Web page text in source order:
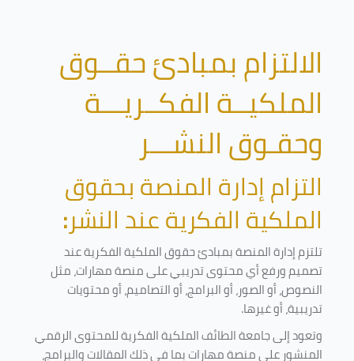
الالتزام بمبادئ حقــوق
الملكيــة الفكــريـــة
وحقـوق النشـــر
التزام إدارة المنصة بحقوق
الملكية الفكرية عند النشر:
تلتزم إدارة المنصة بمبادئ حقوق الملكية الفكرية عند
تصميم ورفع أي محتوى تدريبي على منصة مهارات، مثل
النصوص، أو الصور، أو البرامج، أو التصاميم، أو محتويات
تدريبية، أو غيرها.
وتعود إلى جامعة الطائف الملكية الفكرية للمحتوى الرقمي
المنشور على منصة مهارات بما في ذلك المقالات والبرامج،